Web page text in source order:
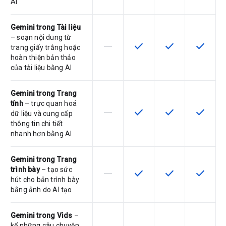
AI
Gemini trong Tài liệu
– soạn nội dung từ
trang giấy trắng hoặc
hoàn thiện bản thảo
của tài liệu bằng AI
SKU này không hỗ trợ tính năng này
horizontal_rule SKU có hỗ trợ tính năng
check SKU có hỗ trợ
check SKU có
check
Gemini trong Trang
tính– trực quan hoá
dữ liệu và cung cấp
thông tin chi tiết
nhanh hơn bằng AI
SKU này không hỗ trợ tính năng này
horizontal_rule SKU có hỗ trợ tính năng
check SKU có hỗ trợ
check SKU có
check
Gemini trong Trang
trình bày– tạo sức
hút cho bản trình bày
bằng ảnh do AI tạo
SKU này không hỗ trợ tính năng này
horizontal_rule SKU có hỗ trợ tính năng
check SKU có hỗ trợ
check SKU có
check
Gemini trong Vids –